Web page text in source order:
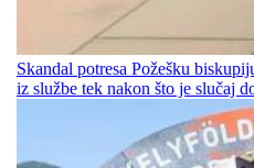
Skandal potresa Požešku
iz službe tek nakon što je slučaj